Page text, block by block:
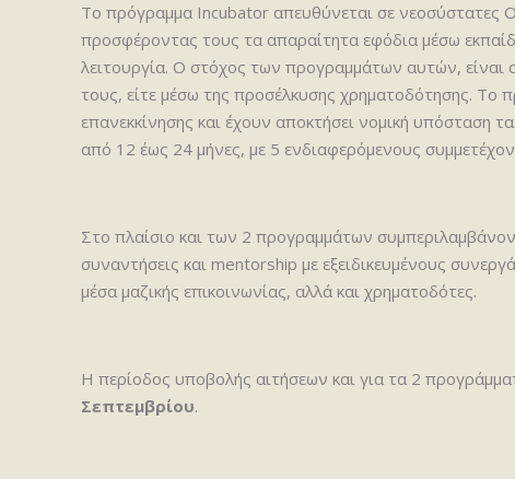
Το πρόγραμμα Incubator απευθύνεται σε νεοσύστατες
προσφέροντας τους τα απαραίτητα εφόδια μέσω
λειτουργία. Ο στόχος των προγραμμάτων αυτών, είναι
τους, είτε μέσω της προσέλκυσης χρηματοδότησης. Το
επανεκκίνησης και έχουν αποκτήσει νομική υπόσταση
από 12 έως 24 μήνες, με 5 ενδιαφερόμενους
Στο πλαίσιο και των 2 προγραμμάτων
συναντήσεις και mentorship με εξειδικευμένους
μέσα μαζικής επικοινωνίας, αλλά και χρηματοδότες.
Η περίοδος υποβολής αιτήσεων και για τα 2
Σεπτεμβρίου.